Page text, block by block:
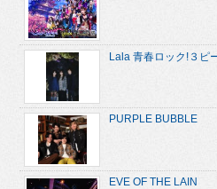
Lala 青春ロック!３ピ
PURPLE BUBBLE
EVE OF THE LAIN